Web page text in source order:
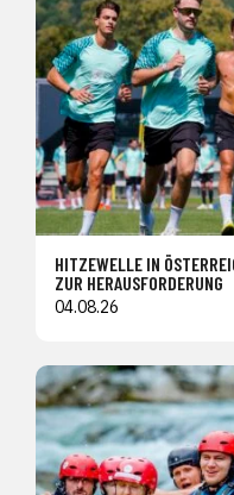
HITZEWELLE IN
ZUR HERAUSFORDERUNG
04.08.26